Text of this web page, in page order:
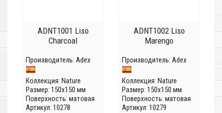
ADNT1001 Liso
Charcoal
Производитель: Adex
Коллекция: Nature
Размер: 150x150 мм
Поверхность: матовая
Артикул: 10278
ADNT1002 Liso
Marengo
Производитель: Adex
Коллекция: Nature
Размер: 150x150 мм
Поверхность: матовая
Артикул: 10279